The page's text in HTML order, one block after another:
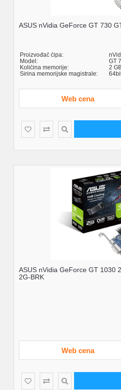
ASUS nVidia GeForce GT 730
Proizvođač čipa:
Model:
GT
Količina memorije:
2
Širina memorijske magistrale:
Web cena
ASUS nVidia GeForce GT 1030
2G-BRK
Web cena